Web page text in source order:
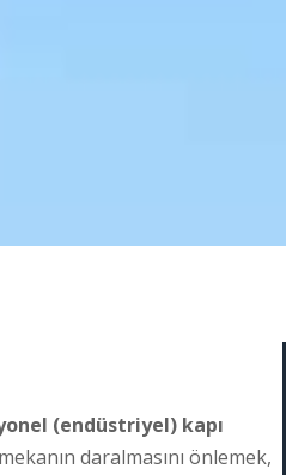
(endüstriyel) kapı
daralmasını önlemek,